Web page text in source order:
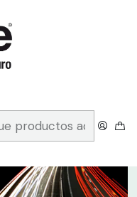
ACEDER
ATRAVÉS DE UM QR CODE